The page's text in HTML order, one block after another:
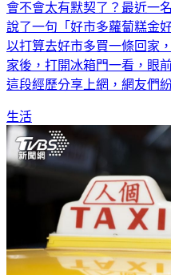
會不會太有默契了？最近一
說了一句「好市多蘿蔔糕金
以打算去好市多買一條回家
家後，打開冰箱門一看，眼
這段經歷分享上網，網友們
生活